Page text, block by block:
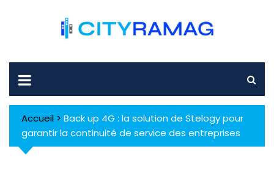
Accueil > Back up 4G : la solution de Stelogy pour
garantir la continuité de service des entreprises